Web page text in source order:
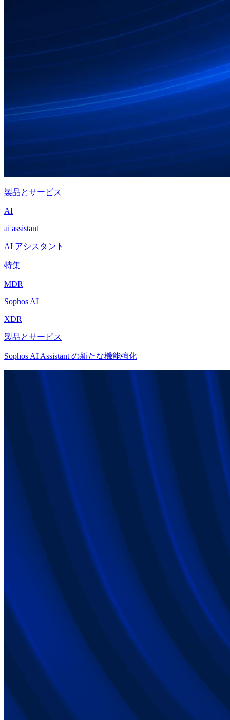
製品とサービス
AI
ai assistant
AI アシスタント
特集
MDR
Sophos AI
XDR
製品とサービス
Sophos AI Assistant の新たな機能強化